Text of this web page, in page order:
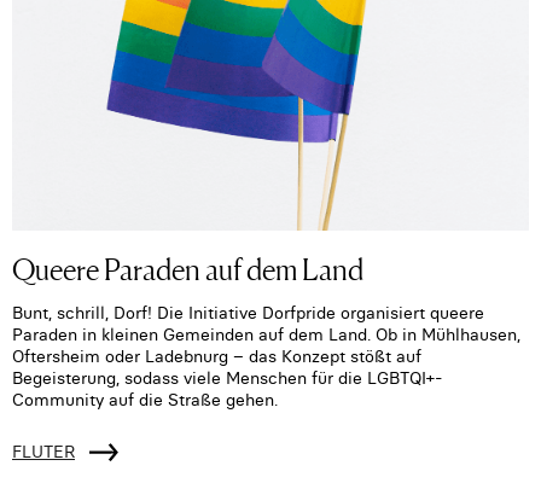
Queere Paraden auf dem Land
Bunt, schrill, Dorf! Die Initiative Dorfpride organisiert queere
Paraden in kleinen Gemeinden auf dem Land. Ob in Mühlhausen,
Oftersheim oder Ladebnurg – das Konzept stößt auf
Begeisterung, sodass viele Menschen für die LGBTQI+-
Community auf die Straße gehen.
FLUTER